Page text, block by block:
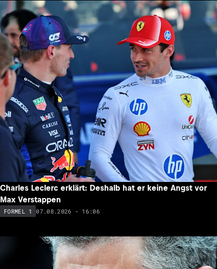
Charles Leclerc erklärt: Deshalb hat er keine Angst vor
Max Verstappen
FORMEL 1 07.08.2026 - 16:06